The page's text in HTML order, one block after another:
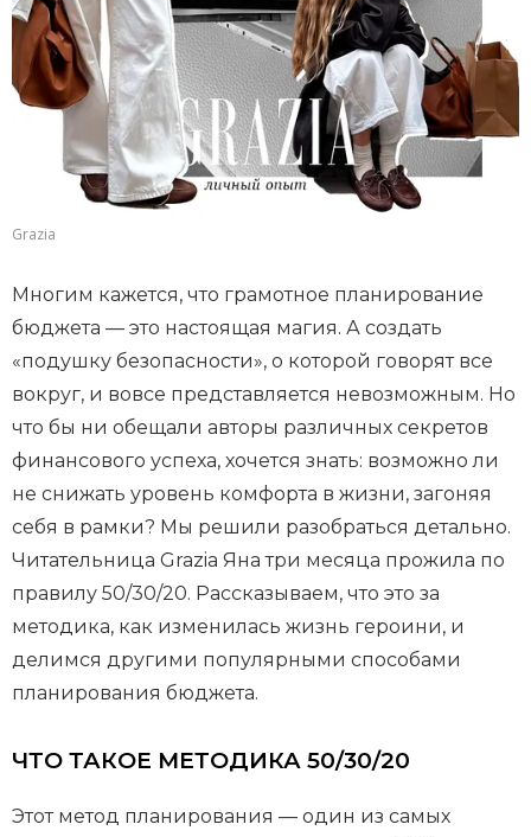
Grazia
Многим кажется, что грамотное планирование
бюджета — это настоящая магия. А создать
«подушку безопасности», о которой говорят все
вокруг, и вовсе представляется невозможным. Но
что бы ни обещали авторы различных секретов
финансового успеха, хочется знать: возможно ли
не снижать уровень комфорта в жизни, загоняя
себя в рамки? Мы решили разобраться детально.
Читательница Grazia Яна три месяца прожила по
правилу 50/30/20. Рассказываем, что это за
методика, как изменилась жизнь героини, и
делимся другими популярными способами
планирования бюджета.
ЧТО ТАКОЕ МЕТОДИКА 50/30/20
Этот метод планирования — один из самых